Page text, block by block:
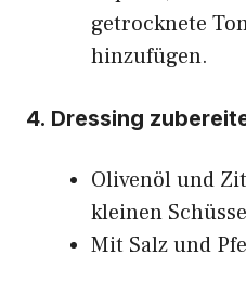
getrocknete
hinzufügen.
4. Dressing
Olivenöl und
kleinen
Mit Salz und